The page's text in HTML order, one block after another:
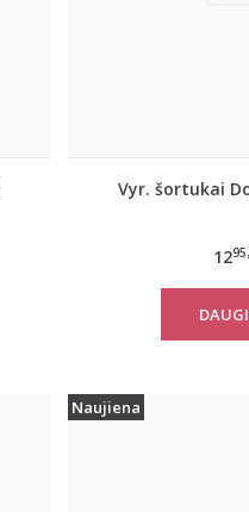
Vyr. šortukai
1295
Naujiena